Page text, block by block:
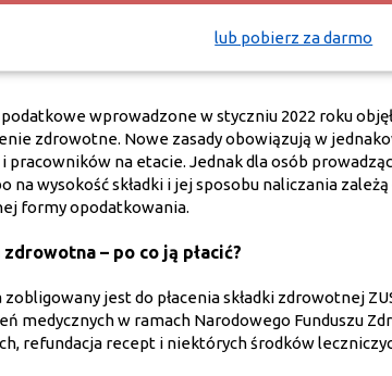
lub pobierz za darmo
wprowadzone w styczniu 2022 roku
zdrowotne. Nowe zasady obowiązują w
pracowników na etacie. Jednak dla osób
na wysokość składki i jej sposobu naliczania
formy opodatkowania.
– po co ją płacić?
zobligowany jest do płacenia składki zdrowotnej
medycznych w ramach Narodowego Funduszu
refundacja recept i niektórych środków